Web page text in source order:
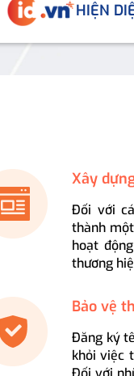
HIỆN
Xây
Đối với
thành
hoạt
thương
Bảo vệ
Đăng ký
khỏi việc